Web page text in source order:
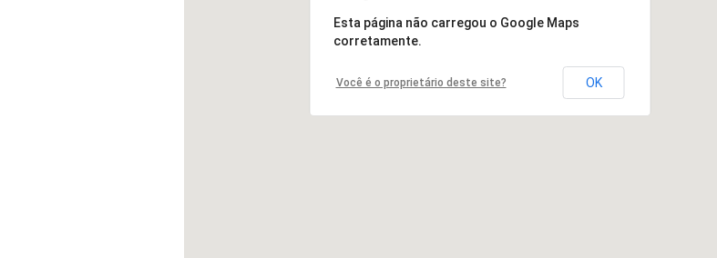
Esta página não carregou o Google Maps
corretamente.
Você é o proprietário deste site? OK